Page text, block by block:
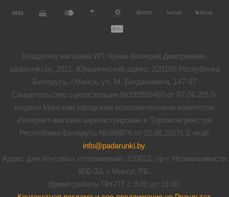
Владелец магазина ИП Чумак Валерий Дмитриевич,
padarunki.by, 2011. Юридический адрес: 220100 Республика
Беларусь, г.Минск, ул. М. Богдановича, 147-87
Свидетельство о регистрации №192926465 от 07.06.2017г.
выдано Минским городским исполнительным комитетом
Интернет-магазин зарегистрирован в Торговом реестре
Республики Беларусь №388876 от 02.08.2017г. E-mail:
info@padarunki.by.
Адрес для почтовых отправлений: 220012, пр-т Независимости
85Б-33, г. Минск, РБ.
Время работы ПН-ПТ с 9.00 до 18.00.